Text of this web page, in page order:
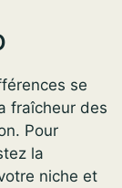
se
fraîcheur des
Pour
la
niche et